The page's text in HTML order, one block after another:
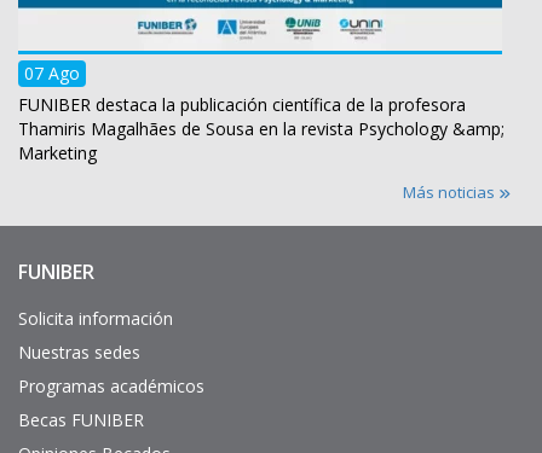
07 Ago
FUNIBER destaca la publicación científica de la profesora
Thamiris Magalhães de Sousa en la revista Psychology &amp;
Marketing
Más noticias
Enlaces
interés
FUNIBER
Solicita información
Nuestras sedes
Programas académicos
Becas FUNIBER